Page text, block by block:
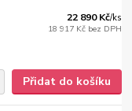
22 890 Kč/ks
18 917 Kč bez DPH
Přidat do košíku